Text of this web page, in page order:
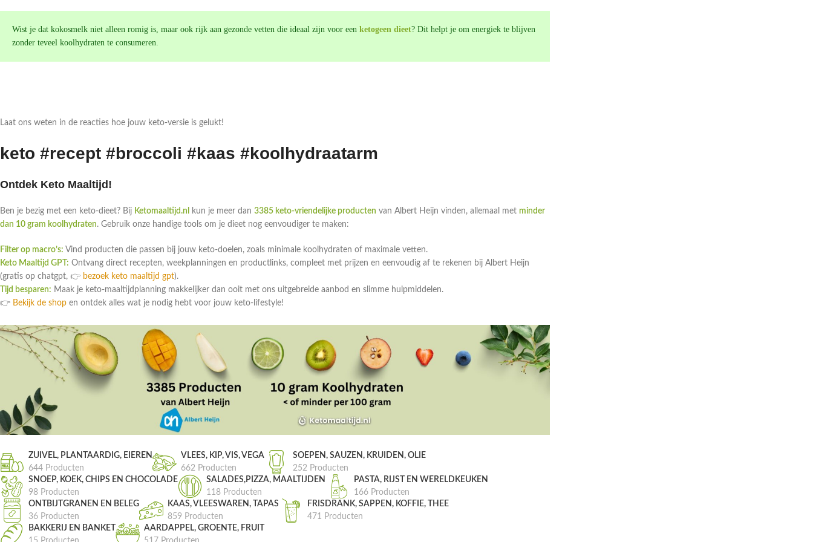
Wist je dat kokosmelk niet alleen romig is, maar ook rijk aan gezonde vetten die ideaal zijn voor een ketogeen dieet? Dit helpt je om energiek te blijven
zonder teveel koolhydraten te consumeren.
Laat ons weten in de reacties hoe jouw keto-versie is gelukt!
keto #recept #broccoli #kaas #koolhydraatarm
Ontdek Keto Maaltijd!
Ben je bezig met een keto-dieet? Bij Ketomaaltijd.nl kun je meer dan 3385 keto-vriendelijke producten van Albert Heijn vinden, allemaal met minder
dan 10 gram koolhydraten. Gebruik onze handige tools om je dieet nog eenvoudiger te maken:
Filter op macro’s: Vind producten die passen bij jouw keto-doelen, zoals minimale koolhydraten of maximale vetten.
Keto Maaltijd GPT: Ontvang direct recepten, weekplanningen en productlinks, compleet met prijzen en eenvoudig af te rekenen bij Albert Heijn
(gratis op chatgpt, 👉 bezoek keto maaltijd gpt).
Tijd besparen: Maak je keto-maaltijdplanning makkelijker dan ooit met ons uitgebreide aanbod en slimme hulpmiddelen.
👉 Bekijk de shop en ontdek alles wat je nodig hebt voor jouw keto-lifestyle!
ZUIVEL, PLANTAARDIG, EIEREN
644 Producten
VLEES, KIP, VIS, VEGA
662 Producten
SOEPEN, SAUZEN, KRUIDEN, OLIE
252 Producten
SNOEP, KOEK, CHIPS EN CHOCOLADE
98 Producten
SALADES,PIZZA, MAALTIJDEN
118 Producten
PASTA, RIJST EN WERELDKEUKEN
166 Producten
ONTBIJTGRANEN EN BELEG
36 Producten
KAAS, VLEESWAREN, TAPAS
859 Producten
FRISDRANK, SAPPEN, KOFFIE, THEE
471 Producten
BAKKERIJ EN BANKET
AARDAPPEL, GROENTE, FRUIT